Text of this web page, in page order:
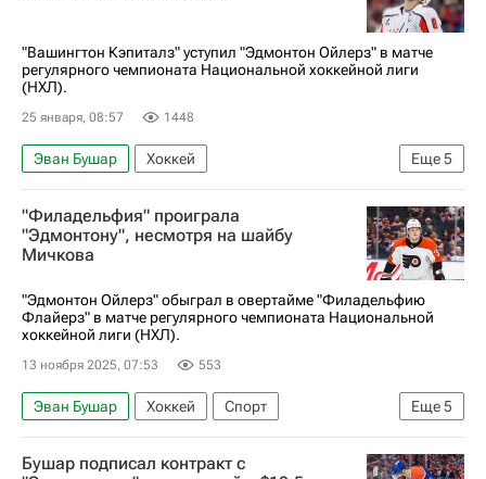
Уэйн Гретцки
Материалы РИА Спорт
Авторы РИА Новости Спорт
"Вашингтон Кэпиталз" уступил "Эдмонтон Ойлерз" в матче
регулярного чемпионата Национальной хоккейной лиги
(НХЛ).
25 января, 08:57 1448
Еще5
Эван Бушар
Хоккей
Национальная хоккейная лига (НХЛ)
Вашингтон Кэпиталз
Эдмонтон Ойлерз
Александр Овечкин
"Филадельфия" проиграла
"Эдмонтону", несмотря на шайбу
Мичкова
"Эдмонтон Ойлерз" обыграл в овертайме "Филадельфию
Флайерз" в матче регулярного чемпионата Национальной
хоккейной лиги (НХЛ).
13 ноября 2025, 07:53 553
Еще5
Эван Бушар Хоккей
Спорт
Матвей Мичков
Джек Рослович
Эдмонтон Ойлерз
Филадельфия Флайерз
Бушар подписал контракт с